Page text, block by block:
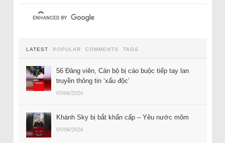
LATEST POPULAR COMMENTS TAGS
56 Đảng viên, Cán bộ bị cáo buộc tiếp tay lan
truyền thông tin ‘xấu độc’
05/08/2026
Khánh Sky bị bắt khẩn cấp – Yêu nước mõm
05/08/2026